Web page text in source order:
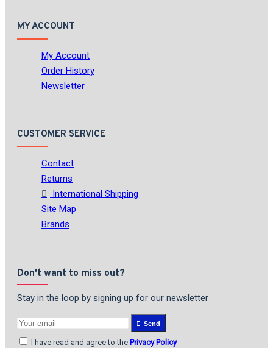
MY ACCOUNT
My Account
Order History
Newsletter
CUSTOMER SERVICE
Contact
Returns
International Shipping
Site Map
Brands
Don't want to miss out?
Stay in the loop by signing up for our newsletter
Send
I have read and agree to the Privacy Policy